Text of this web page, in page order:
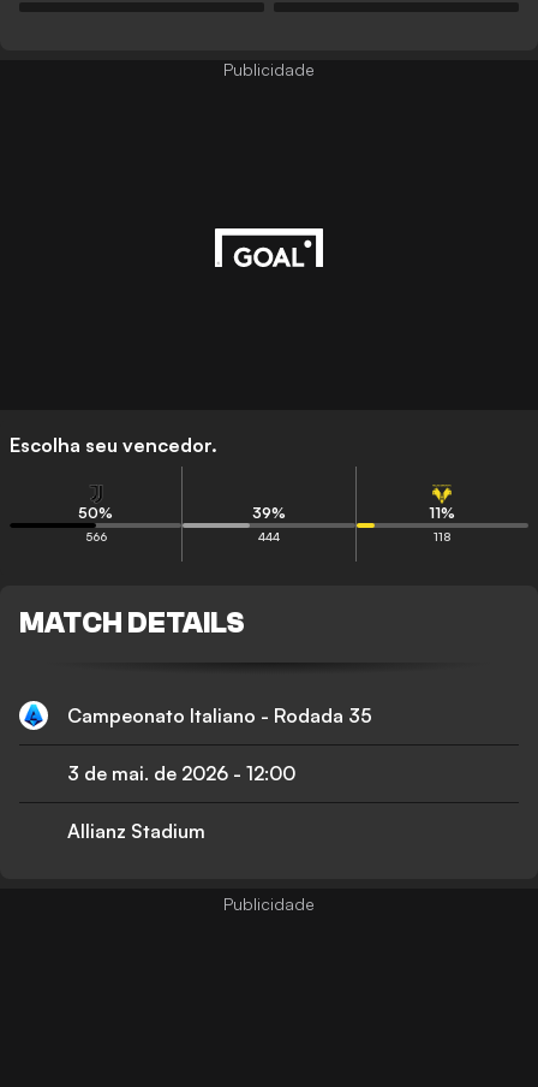
Escolha seu vencedor.
50%
566
39%
444
11%
118
MATCH DETAILS
Campeonato Italiano - Rodada 35
3 de mai. de 2026 - 12:00
Allianz Stadium
Publicidade